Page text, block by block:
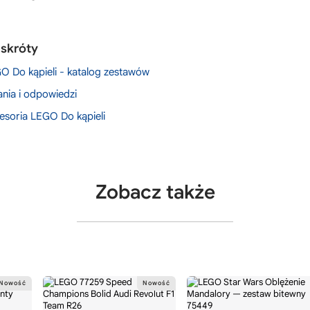
skróty
Do kąpieli - katalog zestawów
i odpowiedzi
LEGO Do kąpieli
Zobacz także